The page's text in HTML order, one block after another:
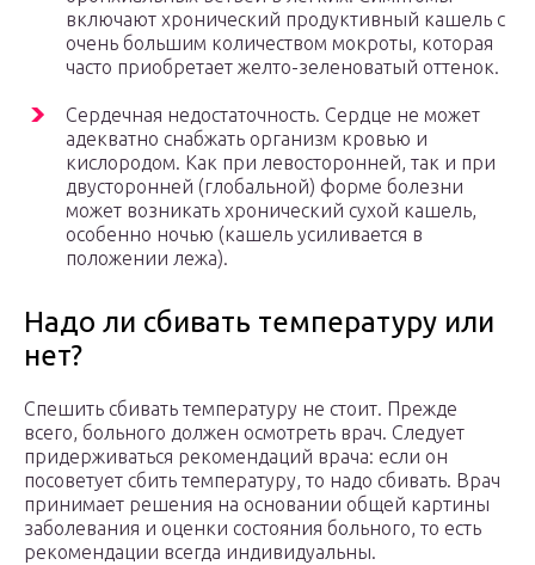
включают хронический продуктивный кашель с
очень большим количеством мокроты, которая
часто приобретает желто-зеленоватый оттенок.
Сердечная недостаточность. Сердце не может
адекватно снабжать организм кровью и
кислородом. Как при левосторонней, так и при
двусторонней (глобальной) форме болезни
может возникать хронический сухой кашель,
особенно ночью (кашель усиливается в
положении лежа).
Надо ли сбивать температуру или
нет?
Спешить сбивать температуру не стоит. Прежде
всего, больного должен осмотреть врач. Следует
придерживаться рекомендаций врача: если он
посоветует сбить температуру, то надо сбивать. Врач
принимает решения на основании общей картины
заболевания и оценки состояния больного, то есть
рекомендации всегда индивидуальны.